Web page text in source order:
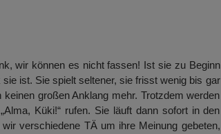
wir können es nicht fassen! Ist sie zu Beginn
ist. Sie spielt seltener, sie frisst wenig bis gar
großen Anklang mehr. Trotzdem werden
Küki!“ rufen. Sie läuft dann sofort in den
verschiedene TÄ um ihre Meinung gebeten,